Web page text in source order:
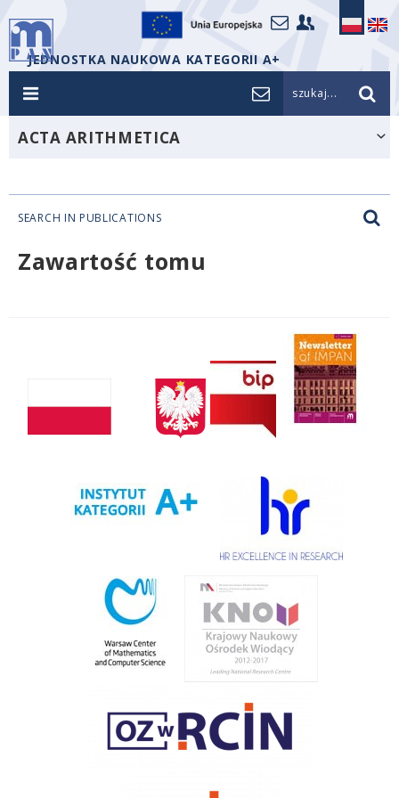
JEDNOSTKA NAUKOWA KATEGORII A+
szukaj...
ACTA ARITHMETICA
SEARCH IN PUBLICATIONS
Zawartość tomu